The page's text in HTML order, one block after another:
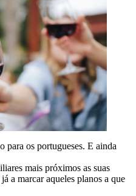
para os portugueses. E ainda
mais próximos as suas
a marcar aqueles planos a que